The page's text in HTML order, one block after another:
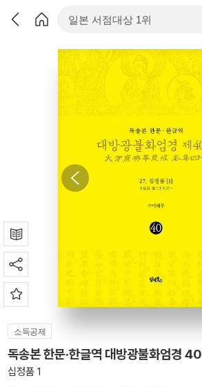
소득공제
독송본 한문·한글역 대방광불화엄경 40
십정품 1